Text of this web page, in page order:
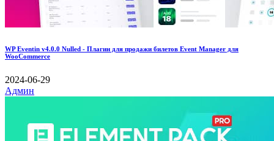
WP Eventin v4.0.0 Nulled - Плагин для продажи билетов Event Manager для
WooCommerce
2024-06-29
Админ